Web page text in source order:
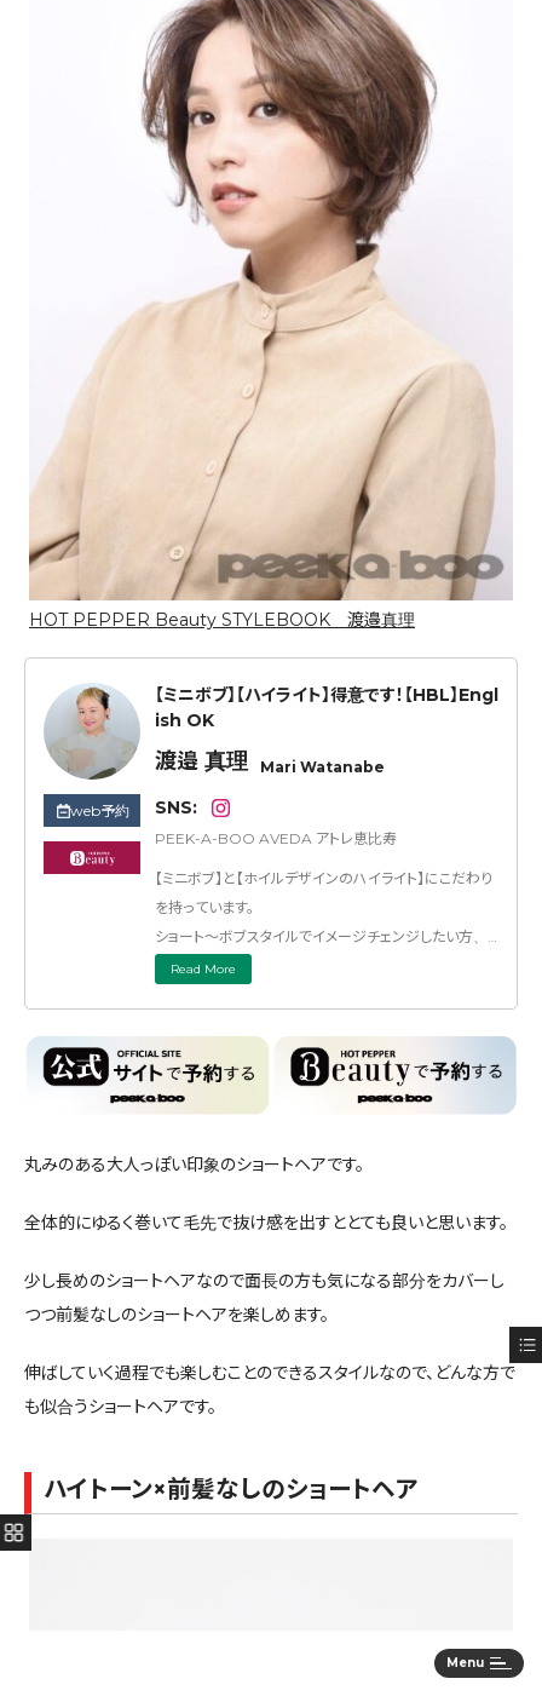
Menu
HOT PEPPER Beauty STYLEBOOK 渡邉真理
web予約
【ミニボブ】【ハイライト】得意です！【HBL】Engl
ish OK
渡邉 真理 Mari Watanabe
SNS:
PEEK-A-BOO AVEDA アトレ恵比寿
【ミニボブ】と【ホイルデザインのハイライト】にこだわり
を持っています。
ショート〜ボブスタイルでイメージチェンジしたい方、
人とは違うスタイルにしたい方もぜひお任せして下さ
のデザインカラー・なじむハイライトカラー・白髪ぼかし
もお任せください！
周りからも可愛いといわれる髪型って幸せですよね！
カウンセリングをしっかりさせていただきますので、
ください。
す！
ヘアだけでなく、メイク、アイブロウとトータルで美容の
講習講師活動や撮影会からの知識で、骨格、髪質、ラ
イフスタイル、トレンド、季節感など様々な視点から一緒
語しか話せない方もお任せください！
パリコレ・ミラコレにヘアメイク/着付け師として参加。
老若男女、英語しか話せないお客様も大歓迎です！
Read More
丸みのある大人っぽい印象のショートヘアです。
全体的にゆるく巻いて毛先で抜け感を出すととても良いと思います。
少し長めのショートヘアなので面長の方も気になる部分をカバーし
つつ前髪なしのショートヘアを楽しめます。
伸ばしていく過程でも楽しむことのできるスタイルなので、どんな方で
も似合うショートヘアです。
ハイトーン×前髪なしのショートヘア